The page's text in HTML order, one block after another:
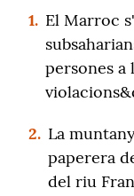
1. El Marroc
persones a
2. La
paperera
del riu